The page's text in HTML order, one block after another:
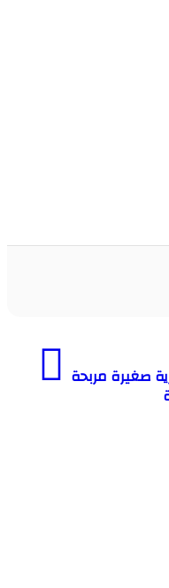
صغيرة مربحة